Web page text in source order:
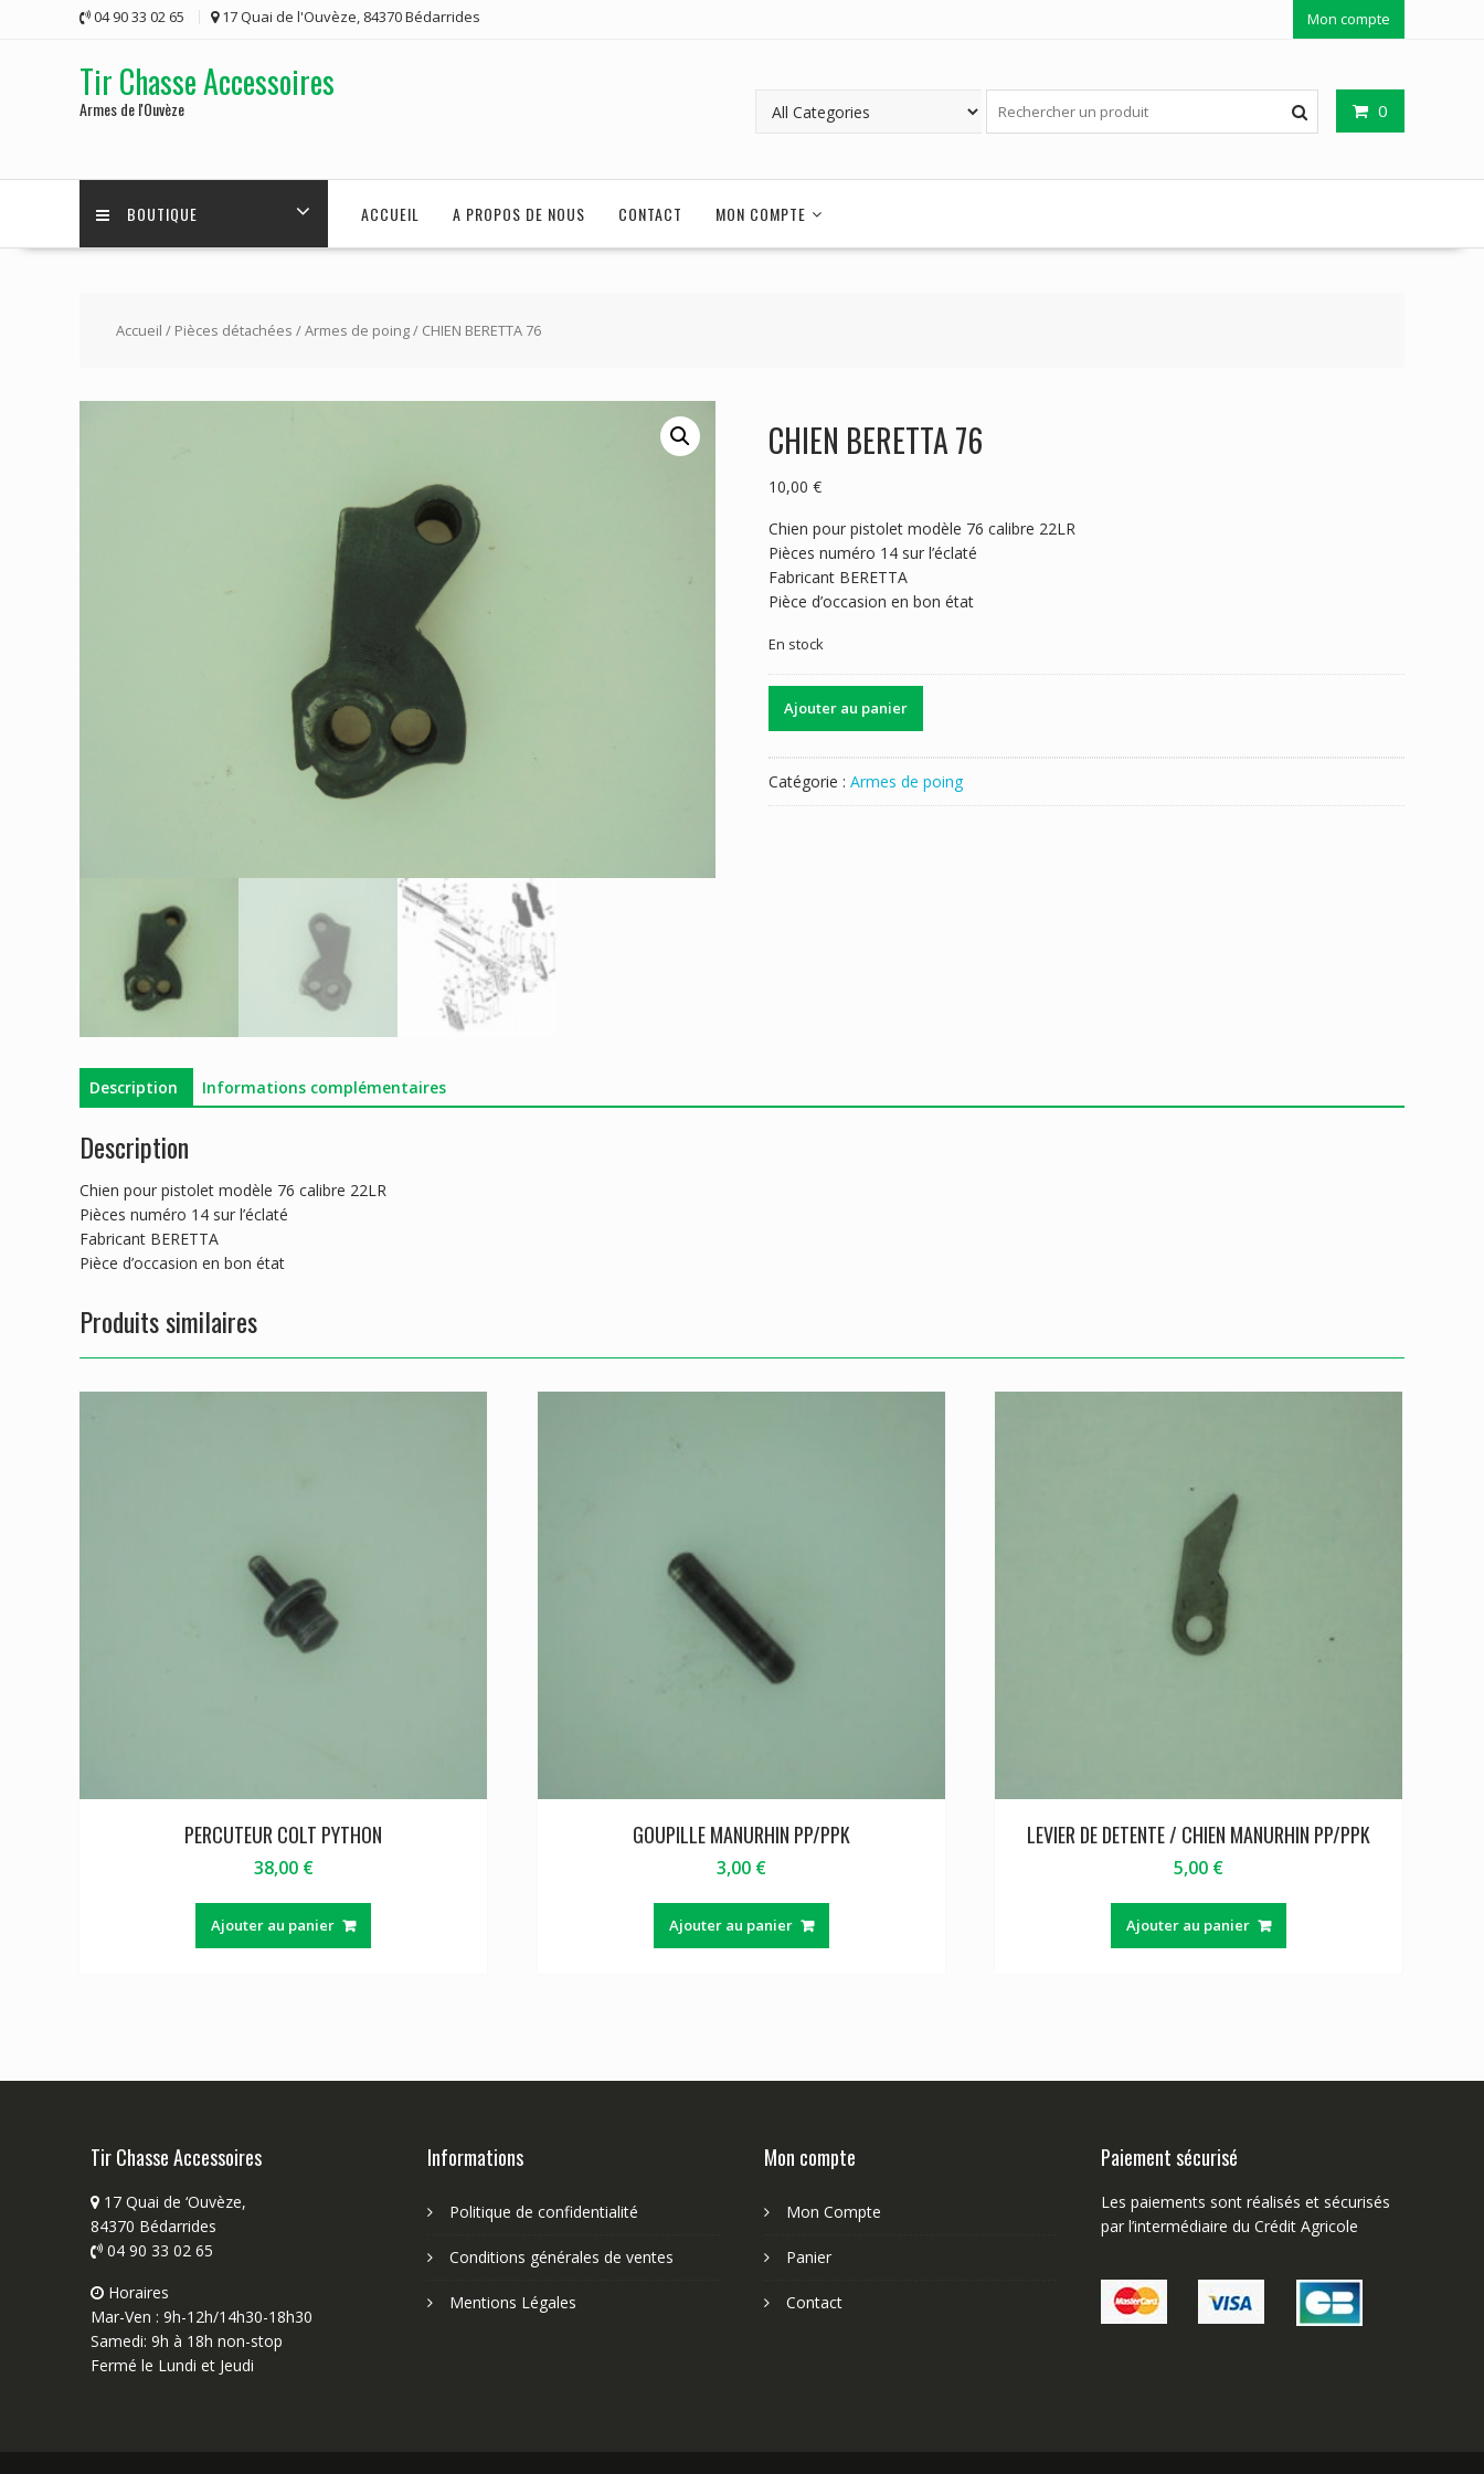
04 90 33 02 65 17 Quai de l'Ouvèze, 84370 Bédarrides Mon compte
Tir Chasse Accessoires
Armes de l'Ouvèze 0
BOUTIQUE ACCUEIL A PROPOS DE NOUS CONTACT MON COMPTE
Accueil / Pièces détachées /Armes de poing/ CHIEN BERETTA 76
CHIEN BERETTA 76
10,00 €
Chien pour pistolet modèle 76 calibre 22LR
Pièces numéro 14 sur l’éclaté
Fabricant BERETTA
Pièce d’occasion en bon état
En stock
de
76
Ajouter au panier
Catégorie : Armes de poing
Description Informations complémentaires
Description
Chien pour pistolet modèle 76 calibre 22LR
Pièces numéro 14 sur l’éclaté
Fabricant BERETTA
Pièce d’occasion en bon état
Produits similaires
PERCUTEUR COLT PYTHON
38,00 €
Ajouter au panier
GOUPILLE MANURHIN PP/PPK
3,00 €
Ajouter au panier
LEVIER DE DETENTE / CHIEN MANURHIN PP/PPK
5,00 €
Ajouter au panier
Tir Chasse Accessoires
17 Quai de ‘Ouvèze,
84370 Bédarrides
04 90 33 02 65
Horaires
Mar-Ven : 9h-12h/14h30-18h30
Samedi: 9h à 18h non-stop
Fermé le Lundi et Jeudi
Informations
Politique de confidentialité
Conditions générales de ventes
Mentions Légales
Mon compte
Mon Compte
Panier
Contact
Paiement sécurisé
Les paiements sont réalisés et sécurisés
par l’intermédiaire du Crédit Agricole